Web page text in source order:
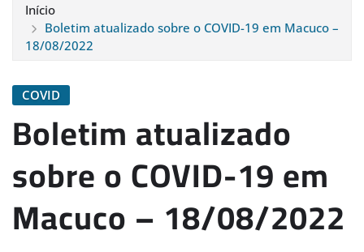
Início
Boletim atualizado sobre o COVID-19 em Macuco –
18/08/2022
COVID
Boletim atualizado
sobre o COVID-19 em
Macuco – 18/08/2022